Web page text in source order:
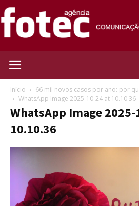
Fotec
Início
66 mil novos casos por ano: por
WhatsApp Image 2025-10-24 at 10.10.36
WhatsApp Image
10.10.36